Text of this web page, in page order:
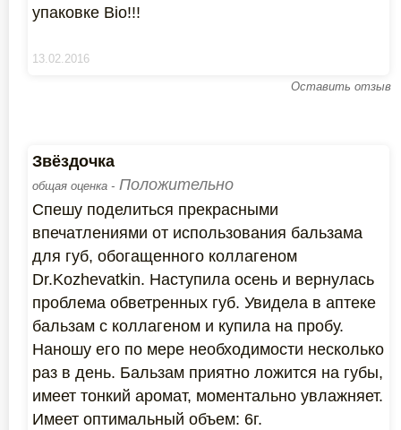
упаковке Bio!!!
13.02.2016
Оставить отзыв
Звёздочка
общая оценка - Положительно
Спешу поделиться прекрасными
впечатлениями от использования бальзама
для губ, обогащенного коллагеном
Dr.Kozhevatkin. Наступила осень и вернулась
проблема обветренных губ. Увидела в аптеке
бальзам с коллагеном и купила на пробу.
Наношу его по мере необходимости несколько
раз в день. Бальзам приятно ложится на губы,
имеет тонкий аромат, моментально увлажняет.
Имеет оптимальный объем: 6г.